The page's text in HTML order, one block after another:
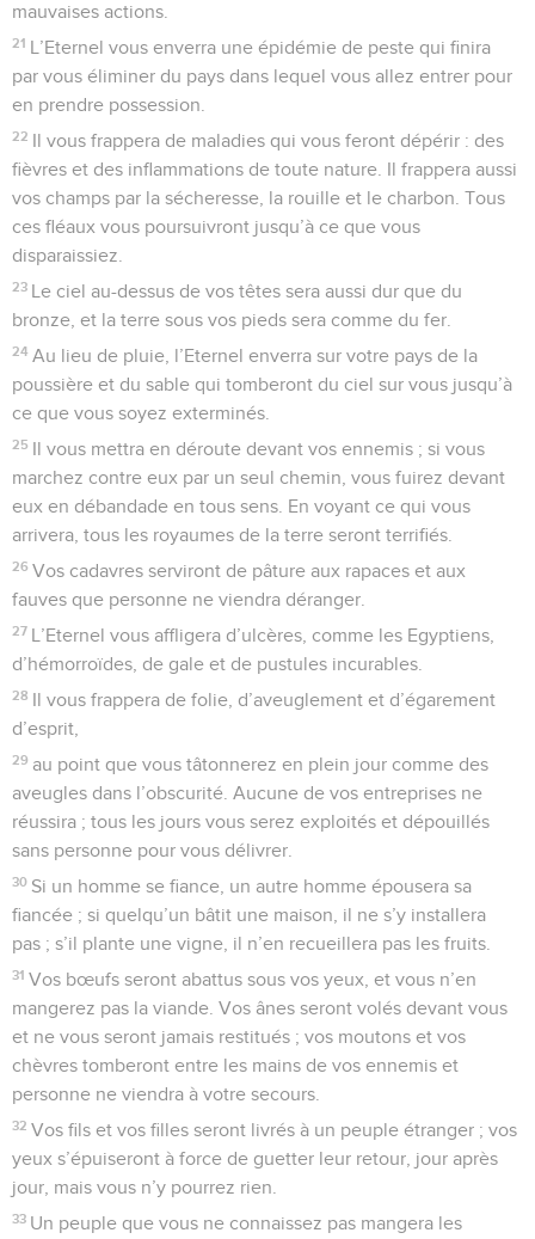
mauvaises actions.
21 L’Eternel vous enverra une épidémie de peste qui finira
par vous éliminer du pays dans lequel vous allez entrer pour
en prendre possession.
22 Il vous frappera de maladies qui vous feront dépérir : des
fièvres et des inflammations de toute nature. Il frappera aussi
vos champs par la sécheresse, la rouille et le charbon. Tous
ces fléaux vous poursuivront jusqu’à ce que vous
disparaissiez.
23 Le ciel au-dessus de vos têtes sera aussi dur que du
bronze, et la terre sous vos pieds sera comme du fer.
24 Au lieu de pluie, l’Eternel enverra sur votre pays de la
poussière et du sable qui tomberont du ciel sur vous jusqu’à
ce que vous soyez exterminés.
25 Il vous mettra en déroute devant vos ennemis ; si vous
marchez contre eux par un seul chemin, vous fuirez devant
eux en débandade en tous sens. En voyant ce qui vous
arrivera, tous les royaumes de la terre seront terrifiés.
26 Vos cadavres serviront de pâture aux rapaces et aux
fauves que personne ne viendra déranger.
27 L’Eternel vous affligera d’ulcères, comme les Egyptiens,
d’hémorroïdes, de gale et de pustules incurables.
28 Il vous frappera de folie, d’aveuglement et d’égarement
d’esprit,
29 au point que vous tâtonnerez en plein jour comme des
aveugles dans l’obscurité. Aucune de vos entreprises ne
réussira ; tous les jours vous serez exploités et dépouillés
sans personne pour vous délivrer.
30 Si un homme se fiance, un autre homme épousera sa
fiancée ; si quelqu’un bâtit une maison, il ne s’y installera
pas ; s’il plante une vigne, il n’en recueillera pas les fruits.
31 Vos bœufs seront abattus sous vos yeux, et vous n’en
mangerez pas la viande. Vos ânes seront volés devant vous
et ne vous seront jamais restitués ; vos moutons et vos
chèvres tomberont entre les mains de vos ennemis et
personne ne viendra à votre secours.
32 Vos fils et vos filles seront livrés à un peuple étranger ; vos
yeux s’épuiseront à force de guetter leur retour, jour après
jour, mais vous n’y pourrez rien.
33 Un peuple que vous ne connaissez pas mangera les